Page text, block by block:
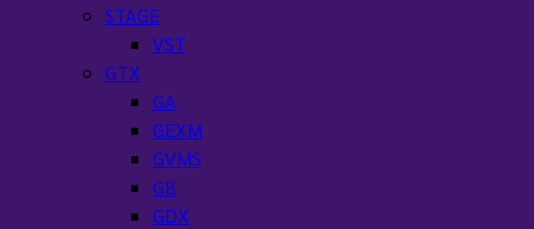
STAGE
VST
GTX
GA
GEXM
GVMS
GB
GDX